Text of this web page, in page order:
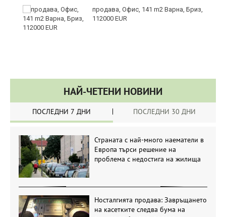
продава, Офис, 141 m2 Варна, Бриз,
112000 EUR
НАЙ-ЧЕТЕНИ НОВИНИ
ПОСЛЕДНИ 7 ДНИ ПОСЛЕДНИ 30 ДНИ
Страната с най-много наематели в
Европа търси решение на
проблема с недостига на жилища
Носталгията продава: Завръщането
на касетките следва бума на